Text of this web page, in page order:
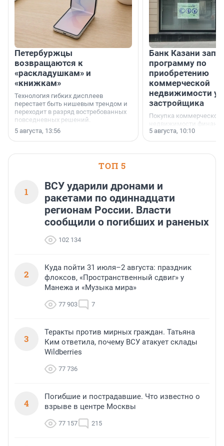
Петербуржцы
возвращаются к
«раскладушкам» и
«книжкам»
Технология гибких дисплеев
перестает быть нишевым трендом и
переходит в разряд востребованных
повседневных решений.
5 августа, 13:56
Банк Казани
программу по
приобретению
коммерческой
недвижимости у
застройщика
Покупка коммерческой
недвижимости
инструмент,
предпринимателей.
или готовый арендный
5 августа, 10:10
ТОП 5
1
ВСУ ударили дронами и
ракетами по одиннадцати
регионам России. Власти
сообщили о погибших и раненых
102 134
2
Куда пойти 31 июля–2 августа: праздник
флоксов, «Пространственный сдвиг» у
Манежа и «Музыка мира»
77 903 7
3
Теракты против мирных граждан. Татьяна
Ким ответила, почему ВСУ атакует склады
Wildberries
77 736
4
Погибшие и пострадавшие. Что известно о
взрыве в центре Москвы
77 157 215